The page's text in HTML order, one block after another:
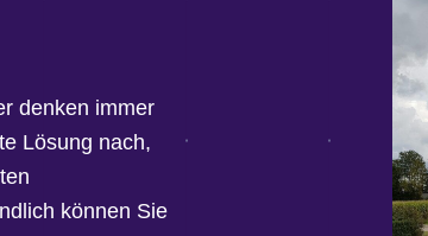
denken immer
Lösung nach,
können Sie